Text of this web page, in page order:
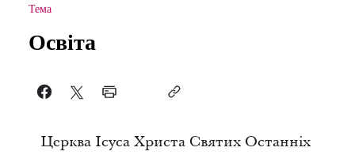
Тема
Освіта
Церква Ісуса Христа Святих Останніх